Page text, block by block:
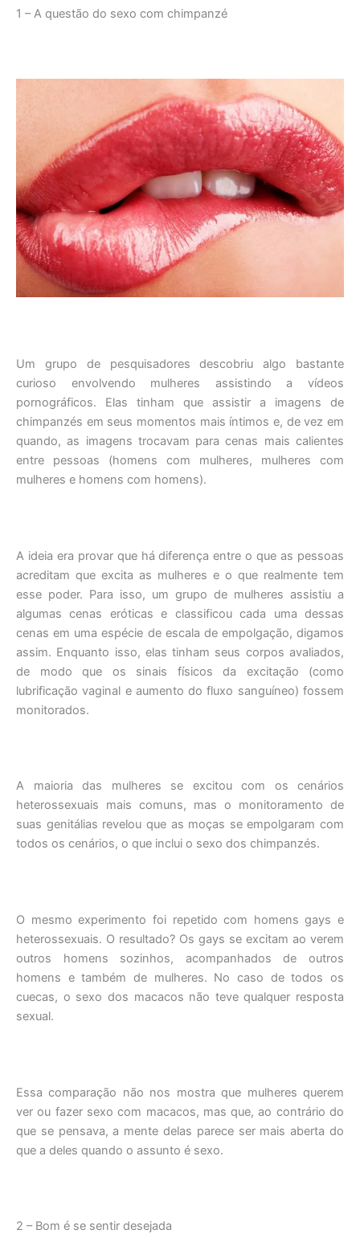
1 – A questão do sexo com chimpanzé
Um grupo de pesquisadores descobriu algo bastante
curioso envolvendo mulheres assistindo a vídeos
pornográficos. Elas tinham que assistir a imagens de
chimpanzés em seus momentos mais íntimos e, de vez em
quando, as imagens trocavam para cenas mais calientes
entre pessoas (homens com mulheres, mulheres com
mulheres e homens com homens).
A ideia era provar que há diferença entre o que as pessoas
acreditam que excita as mulheres e o que realmente tem
esse poder. Para isso, um grupo de mulheres assistiu a
algumas cenas eróticas e classificou cada uma dessas
cenas em uma espécie de escala de empolgação, digamos
assim. Enquanto isso, elas tinham seus corpos avaliados,
de modo que os sinais físicos da excitação (como
lubrificação vaginal e aumento do fluxo sanguíneo) fossem
monitorados.
A maioria das mulheres se excitou com os cenários
heterossexuais mais comuns, mas o monitoramento de
suas genitálias revelou que as moças se empolgaram com
todos os cenários, o que inclui o sexo dos chimpanzés.
O mesmo experimento foi repetido com homens gays e
heterossexuais. O resultado? Os gays se excitam ao verem
outros homens sozinhos, acompanhados de outros
homens e também de mulheres. No caso de todos os
cuecas, o sexo dos macacos não teve qualquer resposta
sexual.
Essa comparação não nos mostra que mulheres querem
ver ou fazer sexo com macacos, mas que, ao contrário do
que se pensava, a mente delas parece ser mais aberta do
que a deles quando o assunto é sexo.
2 – Bom é se sentir desejada